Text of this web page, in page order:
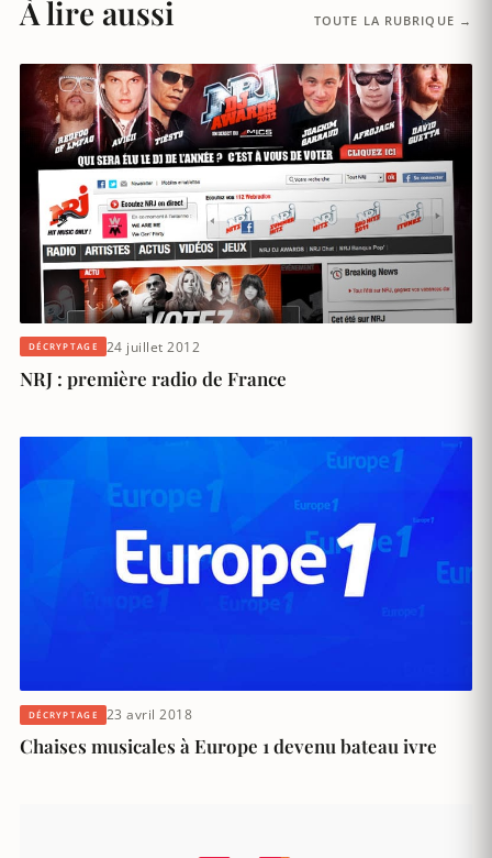
À lire aussi TOUTE LA RUBRIQUE →
DÉCRYPTAGE 24 juillet 2012
NRJ : première radio de France
DÉCRYPTAGE 23 avril 2018
Chaises musicales à Europe 1 devenu bateau ivre